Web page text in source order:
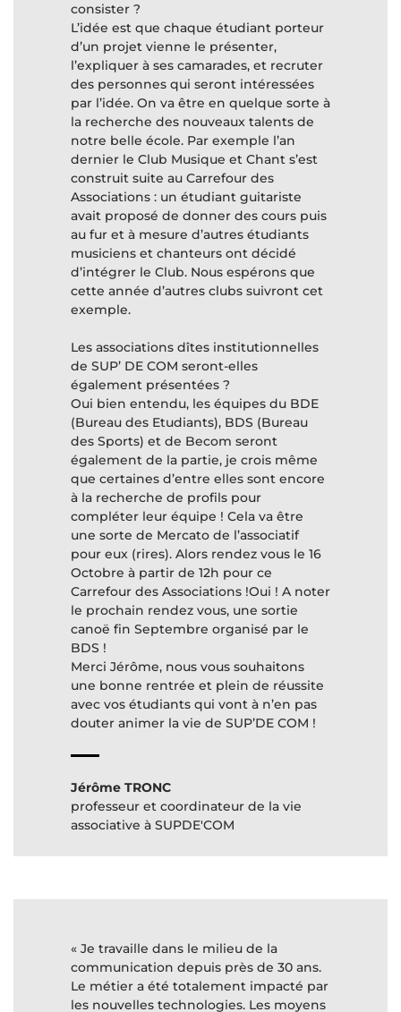
consister ?
L’idée est que chaque étudiant porteur
d’un projet vienne le présenter,
l’expliquer à ses camarades, et recruter
des personnes qui seront intéressées
par l’idée. On va être en quelque sorte à
la recherche des nouveaux talents de
notre belle école. Par exemple l’an
dernier le Club Musique et Chant s’est
construit suite au Carrefour des
Associations : un étudiant guitariste
avait proposé de donner des cours puis
au fur et à mesure d’autres étudiants
musiciens et chanteurs ont décidé
d’intégrer le Club. Nous espérons que
cette année d’autres clubs suivront cet
exemple.
Les associations dîtes institutionnelles
de SUP’ DE COM seront-elles
également présentées ?
Oui bien entendu, les équipes du BDE
(Bureau des Etudiants), BDS (Bureau
des Sports) et de Becom seront
également de la partie, je crois même
que certaines d’entre elles sont encore
à la recherche de profils pour
compléter leur équipe ! Cela va être
une sorte de Mercato de l’associatif
pour eux (rires). Alors rendez vous le 16
Octobre à partir de 12h pour ce
Carrefour des Associations !Oui ! A noter
le prochain rendez vous, une sortie
canoë fin Septembre organisé par le
BDS !
Merci Jérôme, nous vous souhaitons
une bonne rentrée et plein de réussite
avec vos étudiants qui vont à n’en pas
Jérôme TRONC
professeur et coordinateur de la vie
associative à SUPDE'COM
« Je travaille dans le milieu de la
communication depuis près de 30 ans.
Le métier a été totalement impacté par
les nouvelles technologies. Les moyens